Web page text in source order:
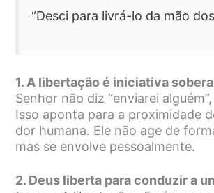
“Desci para livrá-lo da mão
1. A libertação é iniciativa
Senhor não diz “enviarei alguém”,
Isso aponta para a proximidade
dor humana. Ele não age de
mas se envolve pessoalmente.
2. Deus liberta para conduzir a